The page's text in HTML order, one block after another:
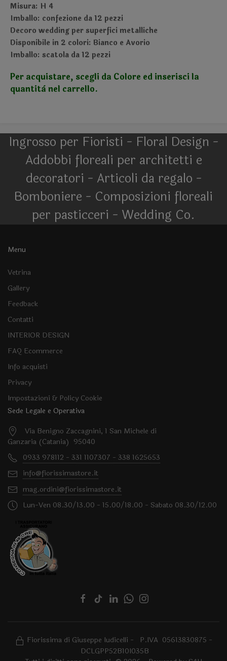
Misura: H 4
Imballo: confezione da 12 pezzi
Decoro wedding per superfici metalliche
Disponibile in 2 colori: Bianco e Avorio
Imballo: scatola da 12 pezzi
Per acquistare, scegli da Colore ed inserisci la
quantità nel carrello.
Ingrosso per Fioristi - Floral Design -
Addobbi floreali per architetti e
decoratori - Articoli da regalo -
Bomboniere - Composizioni floreali
per pasticceri - Wedding Co.
Menu
Vetrina
Gallery
Feedback
Contatti
INTERIOR DESIGN
FAQ Ecommerce
Info acquisti
Privacy
Impostazioni & Policy Cookie
Sede Legale e Operativa
Via Benigno Zaccagnini, 1 San Michele di
Ganzaria (Catania) 95040
0933 978112 - 331 1107307 - 338 1625653
info@fiorissimastore.it
mag.ordini@fiorissimastore.it
Lun-Ven 08.30/13.00 - 15.00/18.00 - Sabato 08.30/12.00
Fiorissima di Giuseppe Iudicelli - P.IVA 05613830875 -
DCLGPP52B10I035B